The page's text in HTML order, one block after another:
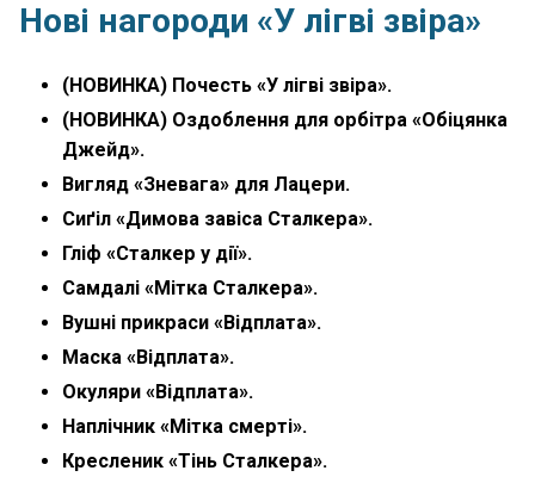
Нові нагороди «У лігві звіра»
(НОВИНКА) Почесть «У лігві звіра».
(НОВИНКА) Оздоблення для орбітра «Обіцянка
Джейд».
Вигляд «Зневага» для Лацери.
Сиґіл «Димова завіса Сталкера».
Гліф «Сталкер у дії».
Самдалі «Мітка Сталкера».
Вушні прикраси «Відплата».
Маска «Відплата».
Окуляри «Відплата».
Наплічник «Мітка смерті».
Кресленик «Тінь Сталкера».